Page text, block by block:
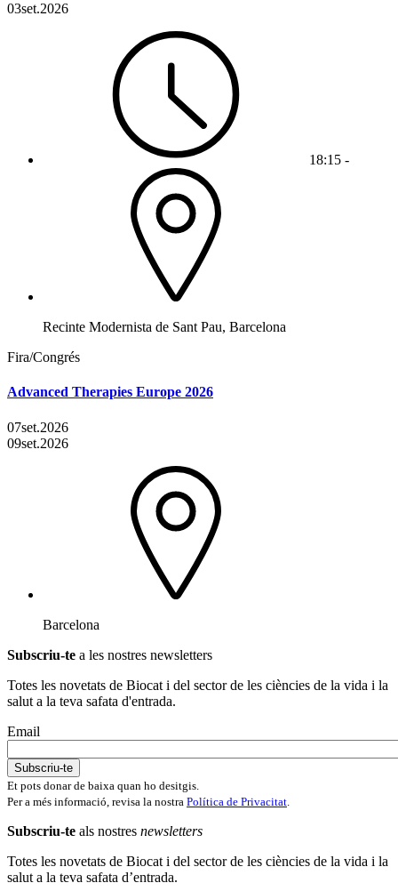
03set.2026
18:15 -
Recinte Modernista de Sant Pau, Barcelona
Fira/Congrés
Advanced Therapies Europe 2026
07set.2026
09set.2026
Barcelona
Subscriu-te a les nostres newsletters
Totes les novetats de Biocat i del sector de les ciències de la vida i la
salut a la teva safata d'entrada.
Email
Et pots donar de baixa quan ho desitgis.
Per a més informació, revisa la nostra Política de Privacitat
Subscriu-te als nostres newsletters
Totes les novetats de Biocat i del sector de les ciències de la vida i la
salut a la teva safata d’entrada.